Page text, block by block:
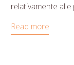
relativamente
Read more